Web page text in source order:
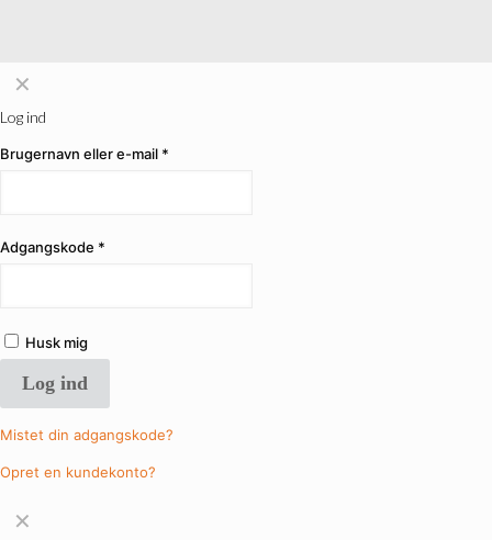
✕
Log ind
Brugernavn eller e-mail *
Adgangskode *
Husk mig
Log ind
Mistet din adgangskode?
Opret en kundekonto?
✕